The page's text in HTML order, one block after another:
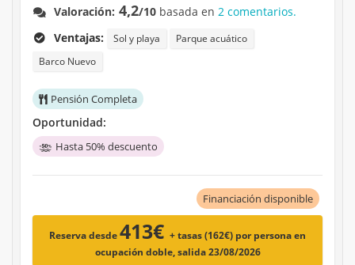
Valoración: 4,2/10 basada en2 comentarios.
Ventajas:
Sol y playa
Parque acuático
Barco Nuevo
Pensión Completa
Oportunidad:
Hasta 50% descuento
Financiación disponible
Reserva desde413€ + tasas (162€) por persona en
ocupación doble, salida 23/08/2026